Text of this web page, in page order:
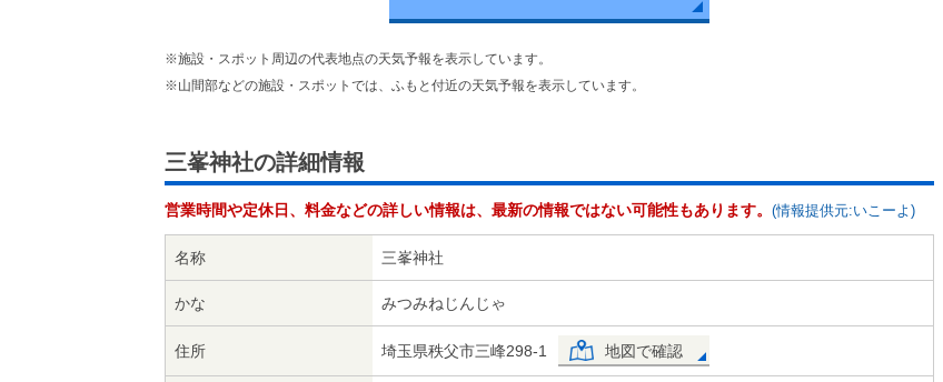
※施設・スポット周辺の代表地点の天気予報を表示しています。
※山間部などの施設・スポットでは、ふもと付近の天気予報を表示しています。
三峯神社の詳細情報
営業時間や定休日、料金などの詳しい情報は、最新の情報ではない可能性もあります。 (情報提供元:いこーよ)
名称 三峯神社
かな みつみねじんじゃ
住所 埼玉県秩父市三峰298-1 地図で確認